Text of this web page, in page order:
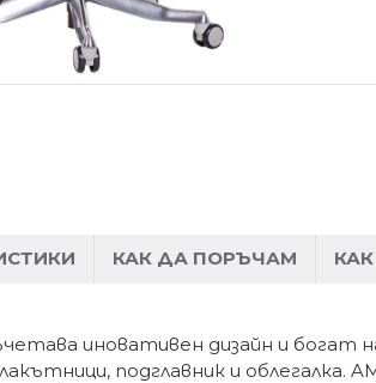
КАК ДА ПОРЪЧАМ
иновативен дизайн и
подглавник и